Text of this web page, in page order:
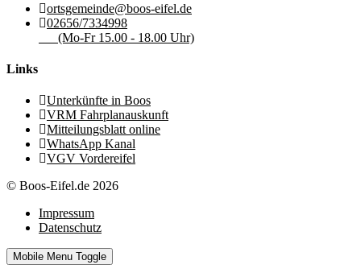
ortsgemeinde@boos-eifel.de
02656/7334998
(Mo-Fr 15.00 - 18.00 Uhr)
Links
Unterkünfte in Boos
VRM Fahrplanauskunft
Mitteilungsblatt online
WhatsApp Kanal
VGV Vordereifel
© Boos-Eifel.de 2026
Impressum
Datenschutz
Mobile Menu Toggle